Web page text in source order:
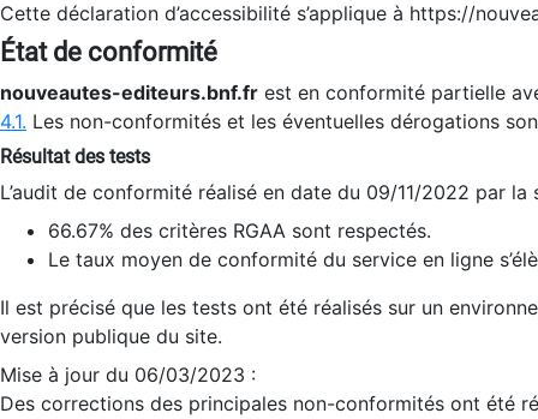
Cette déclaration d’accessibilité s’applique à https://
État de conformité
nouveautes-editeurs.bnf.fr est en conformité partielle
4.1. Les non-conformités et les éventuelles dérogations
Résultat des tests
L’audit de conformité réalisé en date du 09/11/2022 par
66.67% des critères RGAA sont respectés.
Le taux moyen de conformité du service en ligne
Il est précisé que les tests ont été réalisés sur un
version publique du site.
Mise à jour du 06/03/2023 :
Des corrections des principales non-conformités ont été